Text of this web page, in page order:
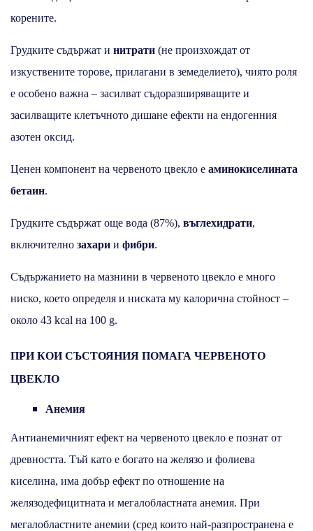
корените.
Грудките съдържат и нитрати (не произхождат от
изкуствените торове, прилагани в земеделието), чиято роля
е особено важна – засилват съдоразширяващите и
засилващите клетъчното дишане ефекти на ендогенния
азотен оксид.
Ценен компонент на червеното цвекло е аминокиселината
бетаин.
Грудките съдържат още вода (87%), въглехидрати,
включително захари и фибри.
Съдържанието на мазнини в червеното цвекло е много
ниско, което определя и ниската му калорична стойност –
около 43 kcal на 100 g.
ПРИ КОИ СЪСТОЯНИЯ ПОМАГА ЧЕРВЕНОТО
ЦВЕКЛО
Анемия
Антианемичният ефект на червеното цвекло е познат от
древността. Тъй като е богато на желязо и фолиева
киселина, има добър ефект по отношение на
желязодефицитната и мегалобластната анемия. При
мегалобластните анемии (сред които най-разпространена е